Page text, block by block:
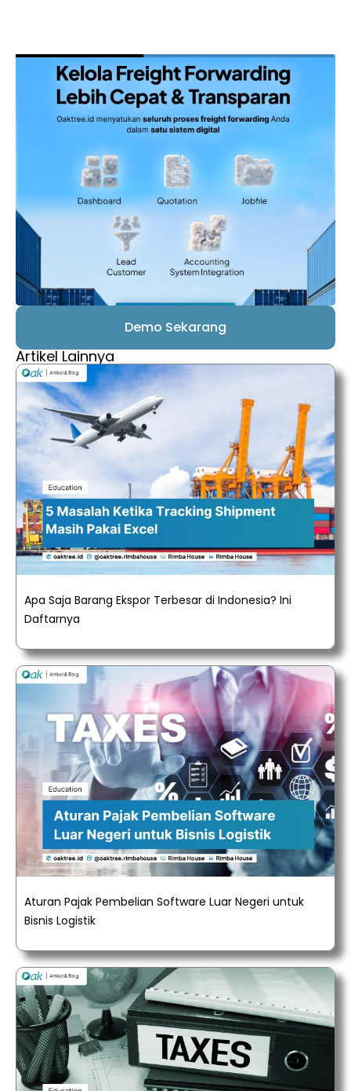
Demo Sekarang
Artikel Lainnya
Apa Saja Barang Ekspor Terbesar di Indonesia? Ini
Daftarnya
Aturan Pajak Pembelian Software Luar Negeri untuk
Bisnis Logistik